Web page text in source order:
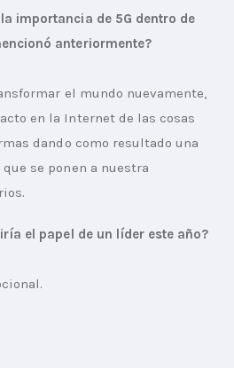
importancia de 5G dentro de
anteriormente?
el mundo nuevamente,
en la Internet de las cosas
dando como resultado una
se ponen a nuestra
el papel de un líder este año?